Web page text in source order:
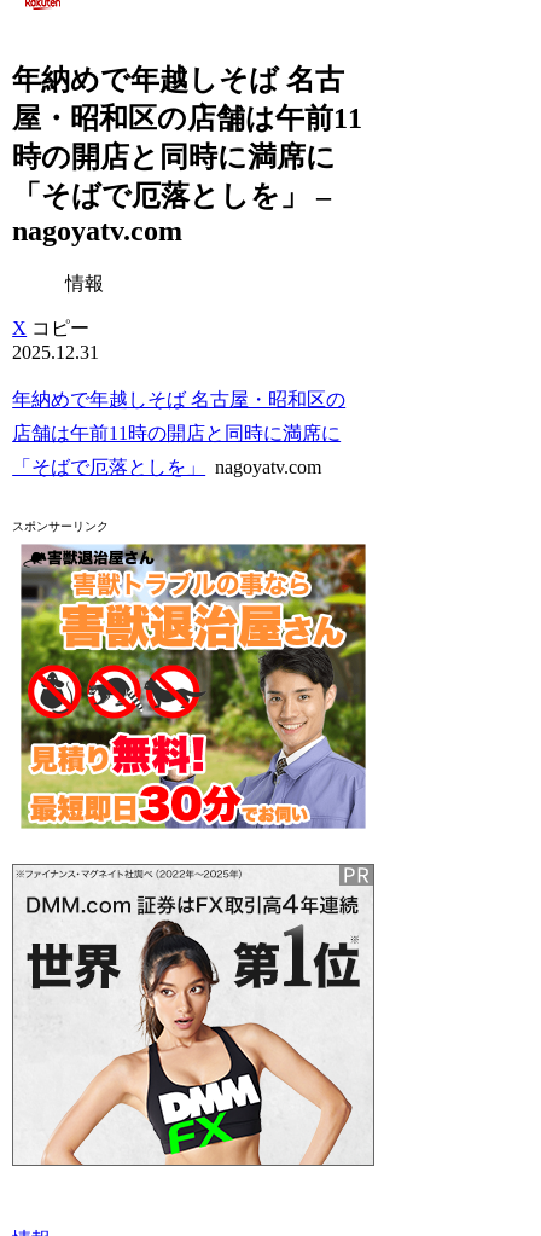
年納めで年越しそば 名古
屋・昭和区の店舗は午前11
時の開店と同時に満席に
「そばで厄落としを」 –
nagoyatv.com
情報
X コピー
2025.12.31
年納めで年越しそば 名古屋・昭和区の
店舗は午前11時の開店と同時に満席に
「そばで厄落としを」
nagoyatv.com
スポンサーリンク